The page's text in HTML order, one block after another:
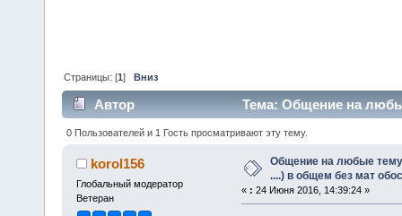
Страницы: [1]Вниз
Автор
Тема: Общение на
обоснования. (Прочитано 47604 раз)
0 Пользователей и 1 Гость просматривают эту тему.
korol156
Глобальный модератор
Ветеран
Общение на любые тему
....) в общем без мат
« : 24 Июня 2016, 14:39:24 »